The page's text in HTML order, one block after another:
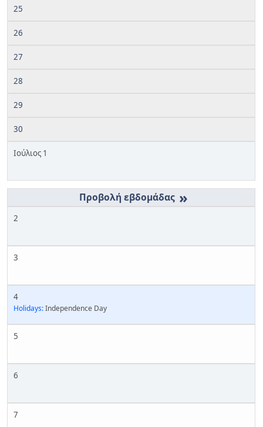
25
26
27
28
29
30
Ιούλιος 1
»
2
3
4
Holidays:Independence Day
5
6
7